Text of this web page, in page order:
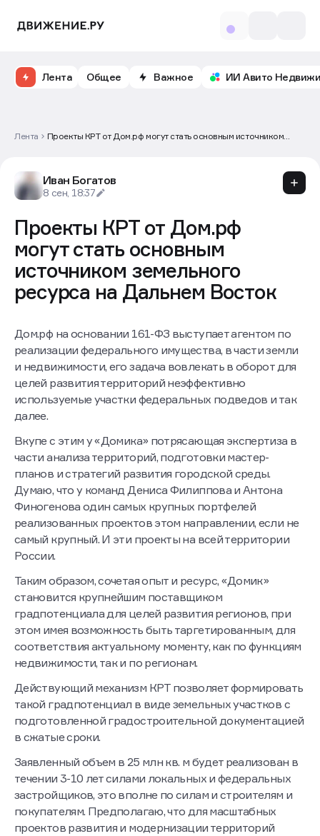
Лента Общее Важное ИИ Авито
Лента
Проекты КРТ от Дом.рф могут стать основным источником
Иван Богатов
8 сен, 18:37
Проекты КРТ от Дом.рф
могут стать основным
источником земельного
ресурса на Дальнем Восток
Дом.рф на основании 161-ФЗ выступает агентом по
реализации федерального имущества, в части земли
и недвижимости, его задача вовлекать в оборот для
целей развития территорий неэффективно
используемые участки федеральных подведов и так
далее.
Вкупе с этим у «Домика» потрясающая экспертиза в
части анализа территорий, подготовки мастер-
планов и стратегий развития городской среды.
Думаю, что у команд Дениса Филиппова и Антона
Финогенова один самых крупных портфелей
реализованных проектов этом направлении, если не
самый крупный. И эти проекты на всей территории
России.
Таким образом, сочетая опыт и ресурс, «Домик»
становится крупнейшим поставщиком
градпотенциала для целей развития регионов, при
этом имея возможность быть таргетированным, для
соответствия актуальному моменту, как по функциям
недвижимости, так и по регионам.
Действующий механизм КРТ позволяет формировать
такой градпотенциал в виде земельных участков с
подготовленной градостроительной документацией
в сжатые сроки.
Заявленный объем в 25 млн кв. м будет реализован в
течении 3-10 лет силами локальных и федеральных
застройщиков, это вполне по силам и строителям и
покупателям. Предполагаю, что для масштабных
проектов развития и модернизации территорий